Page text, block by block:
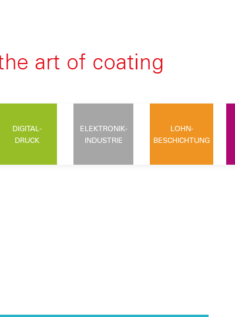
DIGITAL-
DRUCK
ELEKTRONIK-
INDUSTRIE
LOHN-
BESCHICHTUNG